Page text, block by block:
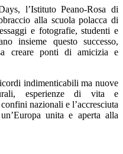
l’Istituto Peano-Rosa di
alla scuola polacca di
e fotografie, studenti e
insieme questo successo,
creare ponti di amicizia e
indimenticabili ma nuove
esperienze di vita e
nazionali e l’accresciuta
unita e aperta alla